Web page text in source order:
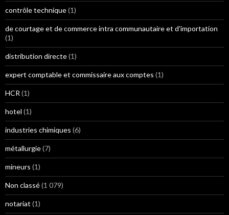
contrôle technique(1)
de courtage et de commerce intra communautaire et d'importation
(1)
distribution directe(1)
expert comptable et commissaire aux comptes (1)
HCR (1)
hotel (1)
industries chimiques (6)
métallurgie(7)
mineurs (1)
Non classé(1 079)
notariat (1)